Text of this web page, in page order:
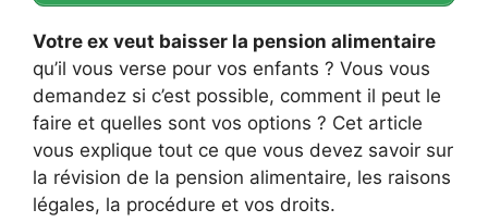
Votre ex veut baisser la pension alimentaire
qu’il vous verse pour vos enfants ? Vous vous
demandez si c’est possible, comment il peut le
faire et quelles sont vos options ? Cet article
vous explique tout ce que vous devez savoir sur
la révision de la pension alimentaire, les raisons
légales, la procédure et vos droits.